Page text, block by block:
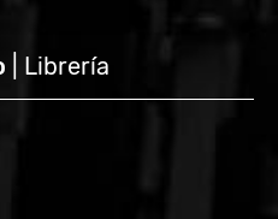
| Librería